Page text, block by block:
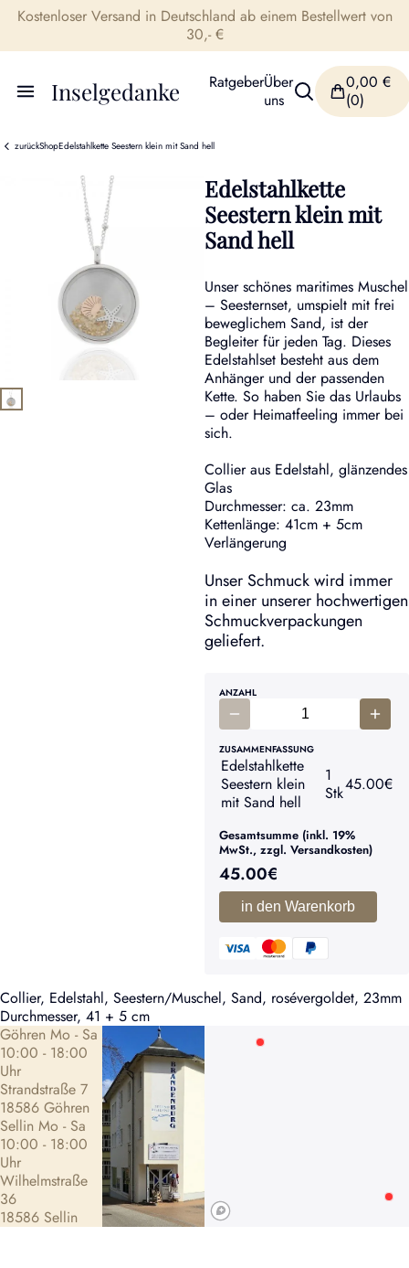
Kostenloser Versand in Deutschland ab einem Bestellwert von
30,- €
Inselgedanke RatgeberÜber
uns
0,00 €
(0)
zurückShopEdelstahlkette Seestern klein mit Sand hell
Edelstahlkette
Seestern klein mit
Sand hell
Unser schönes maritimes Muschel
– Seesternset, umspielt mit frei
beweglichem Sand, ist der
Begleiter für jeden Tag. Dieses
Edelstahlset besteht aus dem
Anhänger und der passenden
Kette. So haben Sie das Urlaubs
– oder Heimatfeeling immer bei
sich.
Collier aus Edelstahl, glänzendes
Glas
Durchmesser: ca. 23mm
Kettenlänge: 41cm + 5cm
Verlängerung
Unser Schmuck wird immer
in einer unserer hochwertigen
Schmuckverpackungen
geliefert.
ANZAHL
ZUSAMMENFASSUNG
Edelstahlkette
Seestern klein
mit Sand hell
1
Stk45.00€
Gesamtsumme (inkl. 19%
MwSt., zzgl. Versandkosten)
45.00€
in den Warenkorb
Collier, Edelstahl, Seestern/Muschel, Sand, rosévergoldet, 23mm
Durchmesser, 41 + 5 cm
Göhren Mo - Sa
10:00 - 18:00
Uhr
Strandstraße 7
18586 Göhren
Sellin Mo - Sa
10:00 - 18:00
Uhr
Wilhelmstraße
36
18586 Sellin